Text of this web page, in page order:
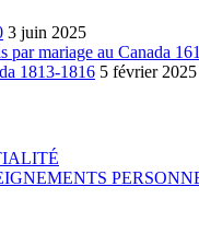
3 juin 2025
par mariage au Canada
1813-1816 5 février 2025